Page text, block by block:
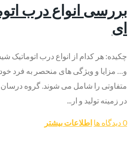
بررسی انواع درب
ای
چکیده: هر کدام از انواع درب اتوماتیک
و… مزایا و ویژگی های منحصر به فرد خود
متفاوتی را شامل می شوند. گروه
در زمینه تولید و ار...
0 دیدگاه ها اطلاعات بیشتر